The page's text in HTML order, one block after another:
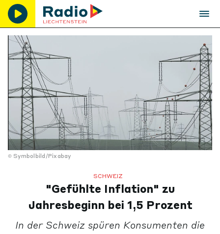
Symbolbild/Pixabay
SCHWEIZ
"Gefühlte Inflation" zu
Jahresbeginn bei 1,5 Prozent
In der Schweiz spüren Konsumenten die